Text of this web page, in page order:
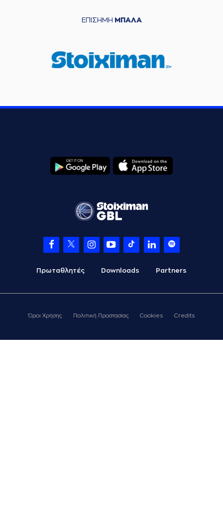
ΕΠΙΣΗΜΗ ΜΠΑΛΑ
Πρωταθλητές Downloads Partners
Όροι Χρήσης Πολιτική Προστασίας Cookies Credits